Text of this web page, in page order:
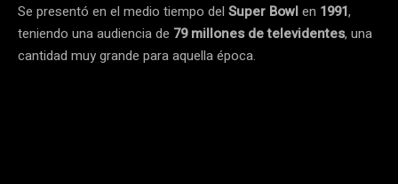
Se presentó en el medio tiempo del Super Bowlen 1991,
teniendo una audiencia de 79 millones de televidentes, una
cantidad muy grande para aquella época.